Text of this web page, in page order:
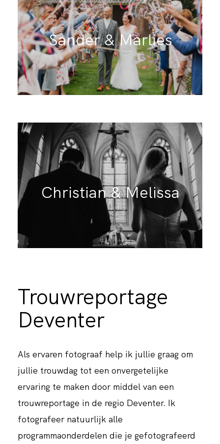
Christian & Melissa
Sander & Marlies
Trouwreportage
Deventer
Als ervaren fotograaf help ik jullie graag om
jullie trouwdag tot een onvergetelijke
ervaring te maken door middel van een
trouwreportage in de regio Deventer. Ik
fotografeer natuurlijk alle
programmaonderdelen die je gefotografeerd